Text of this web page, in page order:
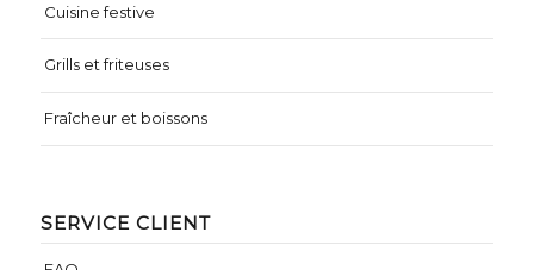
Cuisine festive
Grills et friteuses
Fraîcheur et boissons
SERVICE CLIENT